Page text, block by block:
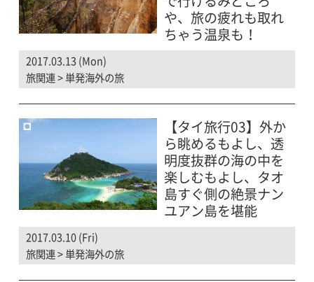
や、旅の疲れも取れ
ちゃう温泉も！
2017.03.13 (Mon)
旅関連>単発海外の旅
【タイ旅行03】外か
ら眺めるもよし、透
明度抜群の海の中を
楽しむもよし、タオ
島すぐ側の絶景ナン
ユアン島を堪能
2017.03.10 (Fri)
旅関連>単発海外の旅